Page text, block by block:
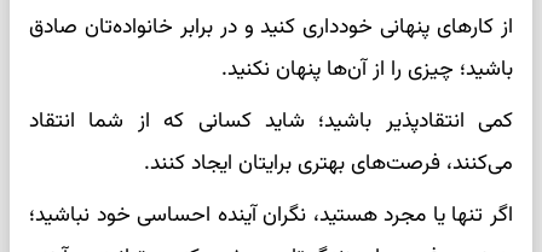
از کارهای پنهانی خودداری کنید و در برابر خانواده‌تان صادق
باشید؛ چیزی را از آن‌ها پنهان نکنید.
کمی انتقادپذیر باشید؛ شاید کسانی که از شما انتقاد
می‌کنند، فرصت‌های بهتری برایتان ایجاد کنند.
اگر تنها یا مجرد هستید، نگران آینده احساسی خود نباشید؛